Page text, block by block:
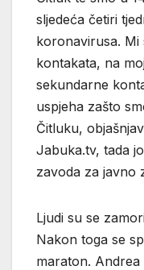
sljedeća četiri
koronavirusa.
kontakata, na
sekundarne
uspjeha zašto
Čitluku,
Jabuka.tv, tada
zavoda za javno
Ljudi su se
Nakon toga se
maraton.